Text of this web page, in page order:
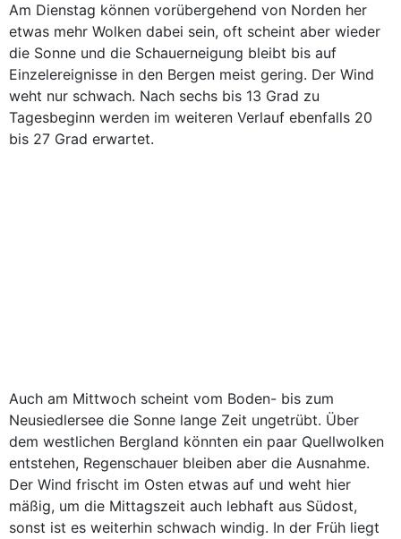
Am Dienstag können vorübergehend von Norden her
etwas mehr Wolken dabei sein, oft scheint aber wieder
die Sonne und die Schauerneigung bleibt bis auf
Einzelereignisse in den Bergen meist gering. Der Wind
weht nur schwach. Nach sechs bis 13 Grad zu
Tagesbeginn werden im weiteren Verlauf ebenfalls 20
bis 27 Grad erwartet.
Auch am Mittwoch scheint vom Boden- bis zum
Neusiedlersee die Sonne lange Zeit ungetrübt. Über
dem westlichen Bergland könnten ein paar Quellwolken
entstehen, Regenschauer bleiben aber die Ausnahme.
Der Wind frischt im Osten etwas auf und weht hier
mäßig, um die Mittagszeit auch lebhaft aus Südost,
sonst ist es weiterhin schwach windig. In der Früh liegt